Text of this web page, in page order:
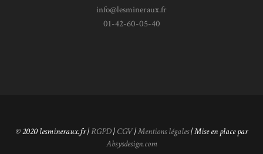
info@lesmineraux.fr
01-42-60-05-40
© 2020 lesmineraux.fr |RGPD| CGV|Mentions légales| Mise en place par
Absysdesign.com